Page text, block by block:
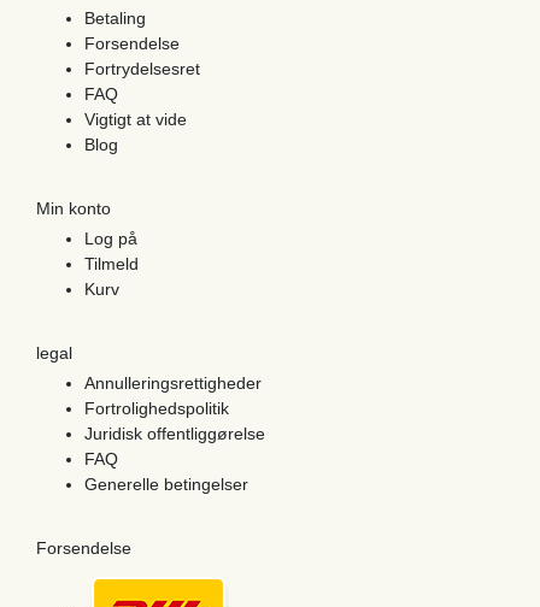
Betaling
Forsendelse
Fortrydelsesret
FAQ
Vigtigt at vide
Blog
Min konto
Log på
Tilmeld
Kurv
legal
Annulleringsrettigheder
Fortrolighedspolitik
Juridisk offentliggørelse
FAQ
Generelle betingelser
Forsendelse